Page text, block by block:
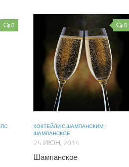
0 0
КОКТЕЙЛИ С ШАМПАНСКИМ/
ШАМПАНСКОЕ
24 ИЮН, 2014
Шампанское